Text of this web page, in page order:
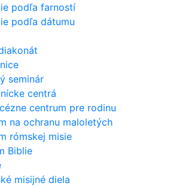
podľa farností
podľa dátumu
seminár
centrá
centrum pre rodinu
na ochranu maloletých
rómskej misie
Biblie
misijné diela